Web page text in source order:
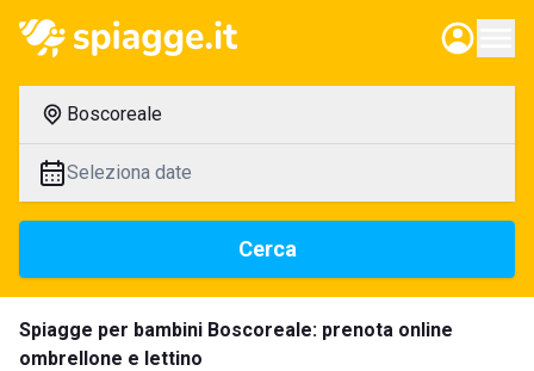
Boscoreale
Seleziona date
Cerca
Spiagge per bambini Boscoreale: prenota online
ombrellone e lettino